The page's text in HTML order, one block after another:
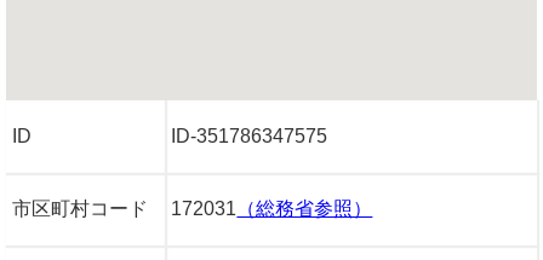
ID ID-351786347575
市区町村コード 172031 （総務省参照）